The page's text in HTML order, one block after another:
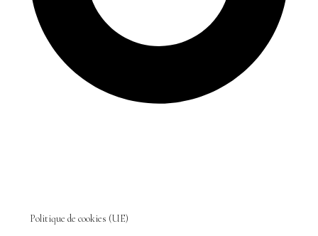
Politique de cookies (UE)